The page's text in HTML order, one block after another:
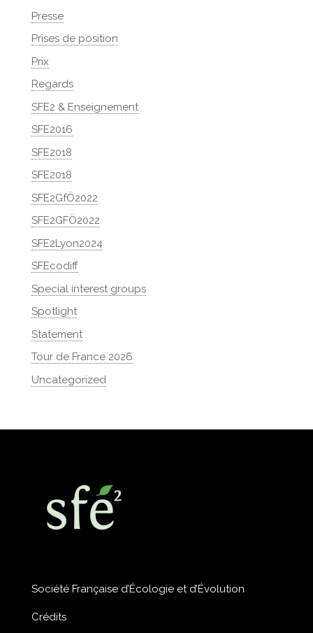
Presse
Prises de position
Prix
Regards
SFE2 & Enseignement
SFE2016
SFE2018
SFE2018
SFE2GfÖ2022
SFE2GFÖ2022
SFE2Lyon2024
SFEcodiff
Special interest groups
Spotlight
Statement
Tour de France 2026
Uncategorized
Société Française d’Écologie et d’Évolution
Crédits